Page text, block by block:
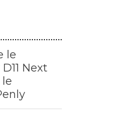
le
Next
le